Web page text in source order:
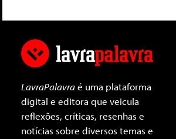
LavraPalavraé uma plataforma
digital e editora que veicula
reflexões, críticas, resenhas e
notícias sobre diversos temas e